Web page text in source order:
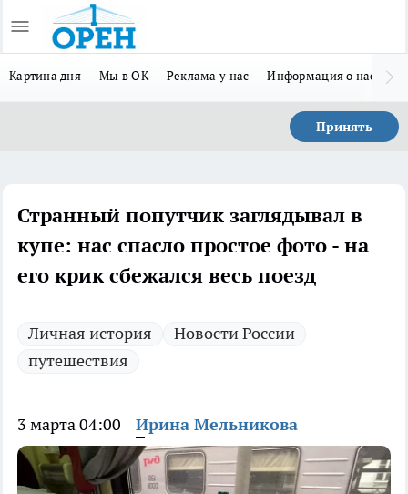
Картина дня Мы в ОК Реклама у нас Информация о нас
Принять
Странный попутчик заглядывал в
купе: нас спасло простое фото - на
его крик сбежался весь поезд
Личная история
Новости России
путешествия
3 марта 04:00 Ирина Мельникова